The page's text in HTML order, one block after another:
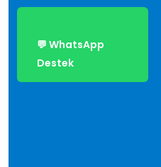
💬 WhatsApp
Destek